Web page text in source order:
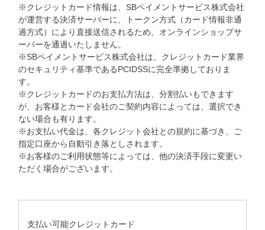
※クレジットカード情報は、SBペイメントサービス株式会社
が運営する決済サーバーに、トークン方式（カード情報非通
過方式）により直接送信されるため、オンラインショップサ
ーバーを通過いたしません。
※SBペイメントサービス株式会社は、クレジットカード業界
のセキュリティ基準であるPCIDSSに完全準拠しておりま
す。
※クレジットカードのお支払方法は、分割払いもできます
が、お客様とカード会社のご契約内容によっては、選択でき
ない場合も有ります。
※お支払い代金は、各クレジット会社との規約に基づき、ご
指定口座から自動引き落としされます。
※お客様のご利用状態等によっては、他の決済手段に変更い
ただく場合がございます。
支払い可能クレジットカード